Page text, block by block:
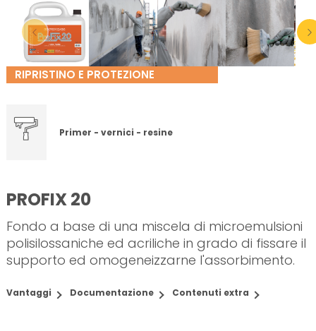
RIPRISTINO E PROTEZIONE
Primer - vernici - resine
PROFIX 20
Fondo a base di una miscela di microemulsioni
polisilossaniche ed acriliche in grado di fissare il
supporto ed omogeneizzarne l'assorbimento.
Vantaggi Documentazione Contenuti extra